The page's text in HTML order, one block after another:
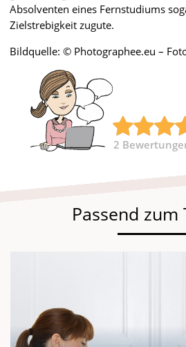
Absolventen eines Fernstudiums
Zielstrebigkeit zugute.
Bildquelle: © Photographee.eu –
2
Passend zum